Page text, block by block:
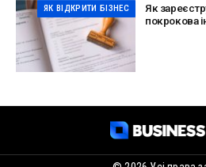
ЯК ВІДКРИТИ БІЗНЕС
Як
покрокова